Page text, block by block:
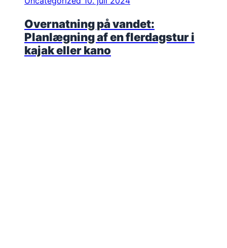
Overnatning på vandet:
Planlægning af en flerdagstur i
kajak eller kano